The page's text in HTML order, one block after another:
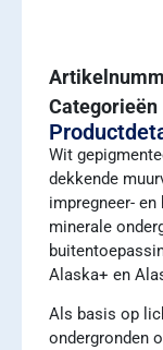
Categorieën
Wit
dekkende
impregneer-
minerale
Alaska+ en
Als basis op
ondergronden